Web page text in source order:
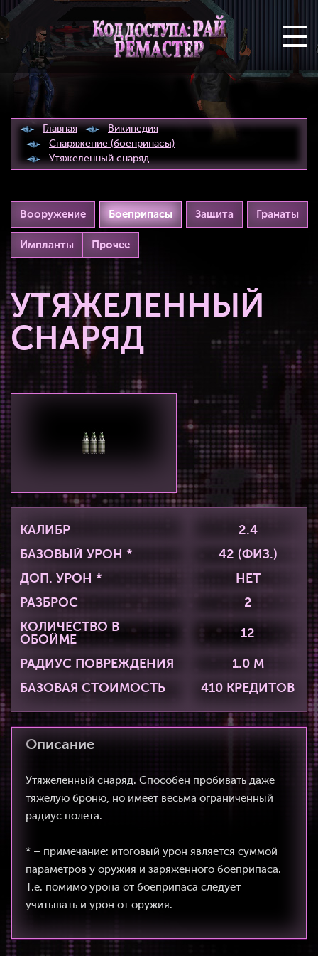
Главная
Википедия
Снаряжение (боеприпасы)
Утяжеленный снаряд
Вооружение Боеприпасы Защита Гранаты
Импланты Прочее
УТЯЖЕЛЕННЫЙ
СНАРЯД
КАЛИБР
2.4
БАЗОВЫЙ УРОН *
42 (ФИЗ.)
ДОП. УРОН *
НЕТ
РАЗБРОС
2
КОЛИЧЕСТВО В
ОБОЙМЕ
12
РАДИУС ПОВРЕЖДЕНИЯ
1.0 М
БАЗОВАЯ СТОИМОСТЬ
410 КРЕДИТОВ
Описание
Утяжеленный снаряд. Способен пробивать даже
тяжелую броню, но имеет весьма ограниченный
радиус полета.
* – примечание: итоговый урон является суммой
параметров у оружия и заряженного боеприпаса.
Т.е. помимо урона от боеприпаса следует
учитывать и урон от оружия.